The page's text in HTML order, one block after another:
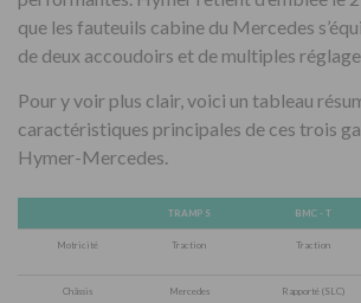
que les fauteuils cabine du Mercedes
de deux accoudoirs et de multiples
Pour y voir plus clair, voici un tableau
caractéristiques principales de ces trois
Hymer-Mercedes.
TRAMP S BMC - T
Motricité Traction Traction
Châssis Mercedes Rapporté (SLC)